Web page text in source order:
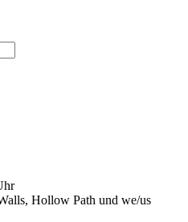
Hollow Path und we/us